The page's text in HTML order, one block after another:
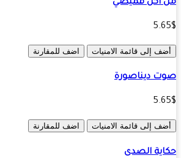
أكل قميصي
إلى قائمة الامنيات اضف للمقارنة
ديناصورة
إلى قائمة الامنيات اضف للمقارنة
الصدى